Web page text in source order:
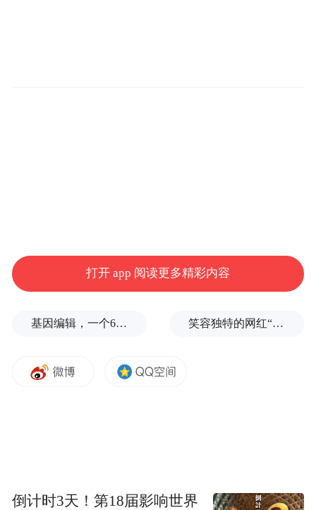
放期，把“接天莲叶无穷碧，映日荷花别样
打开 app 阅读更多精彩内容
基因编辑，一个6岁女孩之死 笑容独特的网红“老表”遗体已找到，22万粉丝账号宣布永久停更，亲属发声
倒计时3天！第18届影响世界